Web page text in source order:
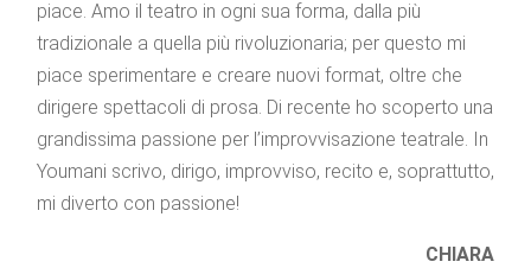
piace. Amo il teatro in ogni sua forma, dalla più
tradizionale a quella più rivoluzionaria; per questo mi
piace sperimentare e creare nuovi format, oltre che
dirigere spettacoli di prosa. Di recente ho scoperto una
grandissima passione per l’improvvisazione teatrale. In
Youmani scrivo, dirigo, improvviso, recito e, soprattutto,
mi diverto con passione!
CHIARA